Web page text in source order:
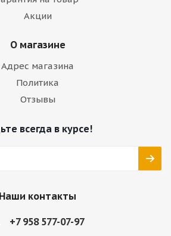
Акции
О магазине
Адрес магазина
Политика
Отзывы
всегда в курсе!
Наши контакты
+7 958 577-07-97